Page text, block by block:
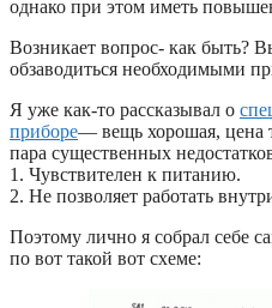
однако при этом иметь
Возникает вопрос- как быть?
обзаводиться необходимыми
Я уже как-то рассказывал о
приборе— вещь хорошая, цена
пара существенных
1. Чувствителен к питанию.
2. Не позволяет работать
Поэтому лично я собрал себе
по вот такой вот схеме: